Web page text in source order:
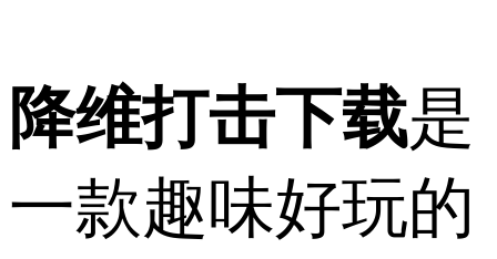
降维打击下载是
一款趣味好玩的